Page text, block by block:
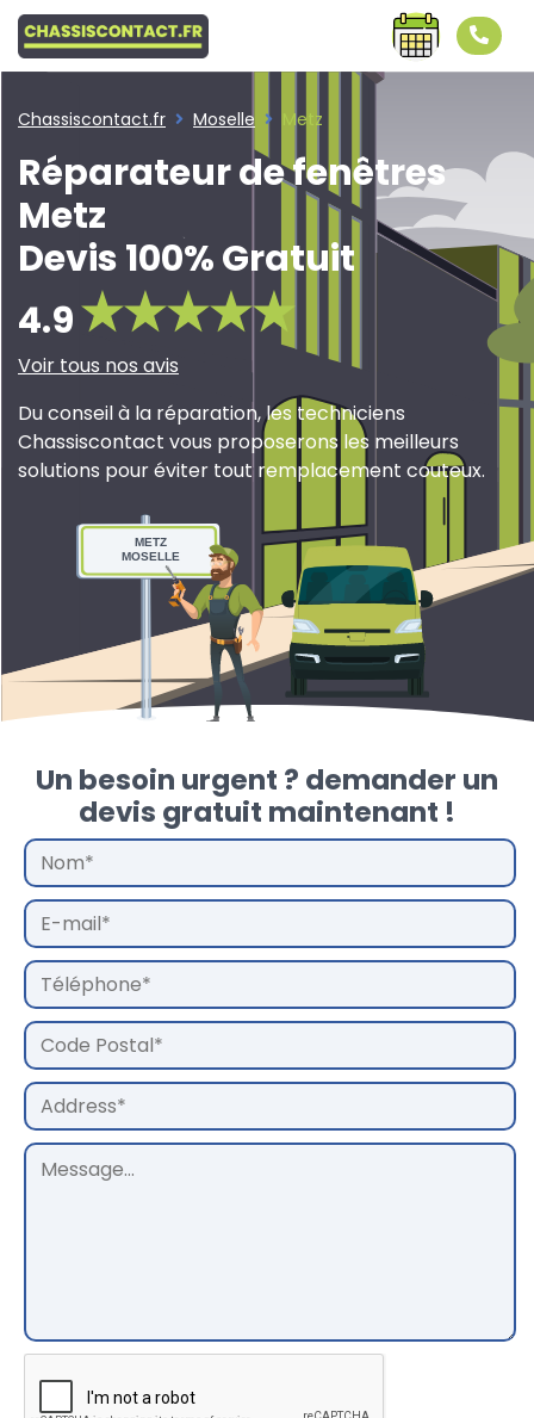
Chassiscontact.fr Moselle Metz
Réparateur de fenêtres
Metz
Devis 100% Gratuit
4.9
Voir tous nos avis
Du conseil à la réparation, les techniciens
Chassiscontact vous proposerons les meilleurs
solutions pour éviter tout remplacement couteux.
METZ
MOSELLE
Un besoin urgent ? demander un
devis gratuit maintenant !